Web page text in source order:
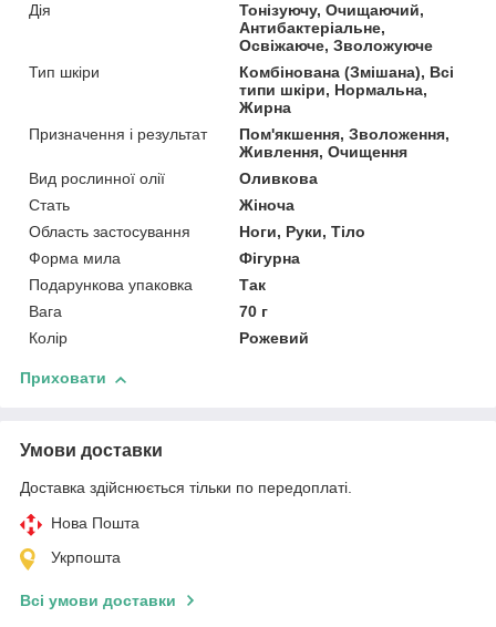
Дія
Тонізуючу, Очищаючий,
Антибактеріальне,
Освіжаюче, Зволожуюче
Тип шкіри
Комбінована (Змішана), Всі
типи шкіри, Нормальна,
Жирна
Призначення і результат
Пом'якшення, Зволоження,
Живлення, Очищення
Вид рослинної олії
Оливкова
Стать
Жіноча
Область застосування
Ноги, Руки, Тіло
Форма мила
Фігурна
Подарункова упаковка
Так
Вага
70 г
Колір
Рожевий
Приховати
Умови доставки
Доставка здійснюється тільки по передоплаті.
Нова Пошта
Укрпошта
Всі умови доставки